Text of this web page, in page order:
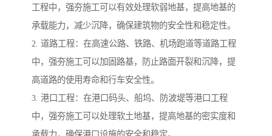
工程中，强夯施工可以有效处理软弱地基，提高地基的
承载能力，减少沉降，确保建筑物的安全性和稳定性。
2. 道路工程：在高速公路、铁路、机场跑道等道路工程
中，强夯施工可以加固路基，防止路面开裂和沉降，提
高道路的使用寿命和行车安全性。
3. 港口工程：在港口码头、船坞、防波堤等港口工程
中，强夯施工可以处理软土地基，提高地基的密实度和